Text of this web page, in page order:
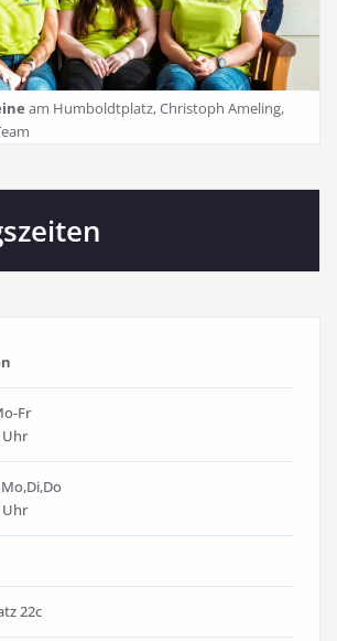
am Humboldtplatz, Christoph Ameling,
Fr
Uhr
Mo,Di,Do
Uhr
22c